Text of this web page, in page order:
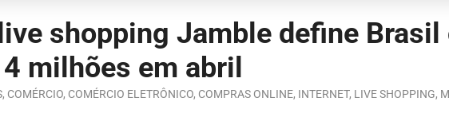
shopping Jamble define
milhões em abril
, COMÉRCIO, COMÉRCIO ELETRÔNICO, COMPRAS ONLINE, INTERNET, LIVE SHOPPING,